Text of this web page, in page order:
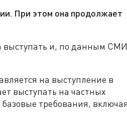
При этом она продолжает
выступать и, по данным
на выступление в
выступать на частных
требования, включая